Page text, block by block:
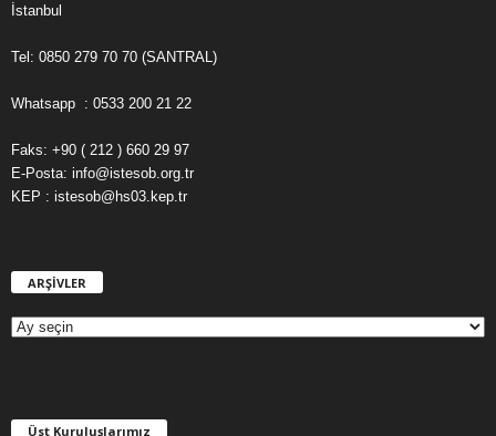
İstanbul
Tel: 0850 279 70 70 (SANTRAL)
Whatsapp : 0533 200 21 22
Faks: +90 ( 212 ) 660 29 97
E-Posta: info@istesob.org.tr
KEP : istesob@hs03.kep.tr
ARŞİVLER
E
Üst Kuruluşlarımız